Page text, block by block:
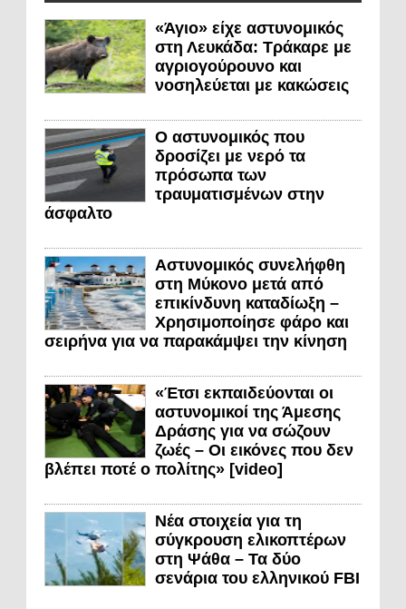
«Άγιο» είχε αστυνομικός
στη Λευκάδα: Τράκαρε με
αγριογούρουνο και
νοσηλεύεται με κακώσεις
Ο αστυνομικός που
δροσίζει με νερό τα
πρόσωπα των
τραυματισμένων στην
άσφαλτο
Αστυνομικός συνελήφθη
στη Μύκονο μετά από
επικίνδυνη καταδίωξη –
Χρησιμοποίησε φάρο και
σειρήνα για να παρακάμψει την κίνηση
«Έτσι εκπαιδεύονται οι
αστυνομικοί της Άμεσης
Δράσης για να σώζουν
ζωές – Οι εικόνες που δεν
βλέπει ποτέ ο πολίτης» [video]
Νέα στοιχεία για τη
σύγκρουση ελικοπτέρων
στη Ψάθα – Τα δύο
σενάρια του ελληνικού FBI